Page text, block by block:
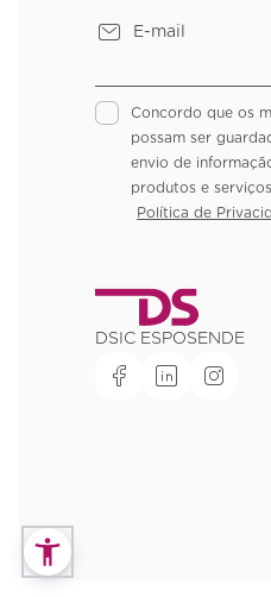
Concordo que os
possam ser
envio de
produtos e
Política de
DSIC ESPOSENDE